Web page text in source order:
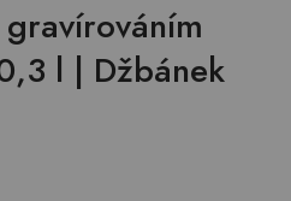
l | Džbánek